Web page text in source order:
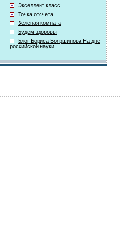
Экселлент класс
Точка отсчета
Зеленая комната
Будем здоровы
Блог Бориса Бояршинова На дне
российской науки